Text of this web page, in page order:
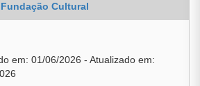
Fundação Cultural
em: 01/06/2026 - Atualizado em: